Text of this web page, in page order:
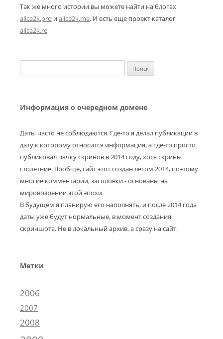
Так же много истории вы можете найти на блогах
alice2k.pro иalice2k.me. И есть еще проект каталог
alice2k.re
Информация о очередном домене
Даты часто не соблюдаются. Где-то я делал публикации в
дату к которому относится информация, а где-то просто
публиковал пачку скринов в 2014 году, хотя скрины
столетние. Вообще, сайт этот создан летом 2014, поэтому
многие комментарии, заголовки - основаны на
мировозрении этой эпохи.
В будущем я планирую его наполнять, и после 2014 года
даты уже будут нормальные, в момент создания
скриншота. Не в локальный архив, а сразу на сайт.
Метки
2006
2007
2008